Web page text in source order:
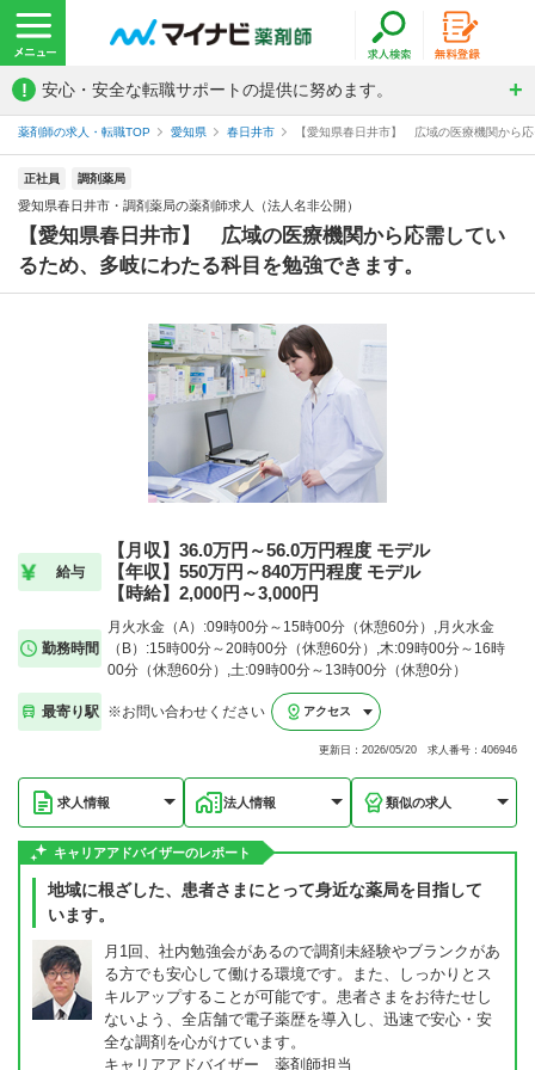
! 安心・安全な転職サポートの提供に努めます。
薬剤師の求人・転職TOP 愛知県 春日井市 【愛知県春日井市】 広域の医療機関から
正社員 調剤薬局
愛知県春日井市・調剤薬局の薬剤師求人（法人名非公開）
【愛知県春日井市】 広域の医療機関から応需してい
るため、多岐にわたる科目を勉強できます。
給与
【月収】36.0万円～56.0万円程度 モデル
【年収】550万円～840万円程度 モデル
【時給】2,000円～3,000円
勤務時間
月火水金（A）:09時00分～15時00分（休憩60分）,月火水金
（B）:15時00分～20時00分（休憩60分）,木:09時00分～16時
00分（休憩60分）,土:09時00分～13時00分（休憩0分）
最寄り駅 ※お問い合わせください アクセス
更新日：2026/05/20 求人番号：406946
求人情報 法人情報 類似の求人
キャリアアドバイザーのレポート
地域に根ざした、患者さまにとって身近な薬局を目指して
います。
月1回、社内勉強会があるので調剤未経験やブランクがあ
る方でも安心して働ける環境です。また、しっかりとス
キルアップすることが可能です。患者さまをお待たせし
ないよう、全店舗で電子薬歴を導入し、迅速で安心・安
全な調剤を心がけています。
キャリアアドバイザー 薬剤師担当